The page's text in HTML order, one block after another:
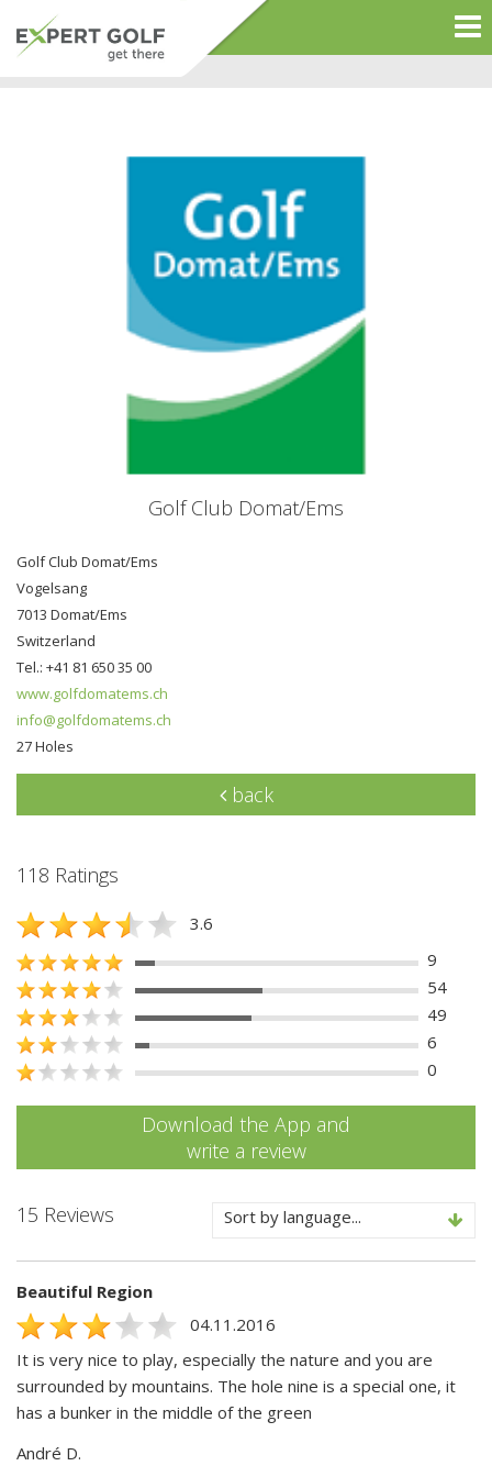
Golf Club Domat/Ems
Golf Club Domat/Ems
Vogelsang
7013 Domat/Ems
Switzerland
Tel.: +41 81 650 35 00
www.golfdomatems.ch
info@golfdomatems.ch
27 Holes
back
118 Ratings
3.6
9
54
49
6
0
Download the App and
write a review
15 Reviews Sort by language...
Beautiful Region
04.11.2016
It is very nice to play, especially the nature and you are
surrounded by mountains. The hole nine is a special one, it
has a bunker in the middle of the green
André D.